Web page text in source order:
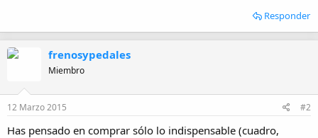
Responder
frenosypedales
Miembro
12 Marzo 2015 #2
Has pensado en comprar sólo lo indispensable (cuadro,